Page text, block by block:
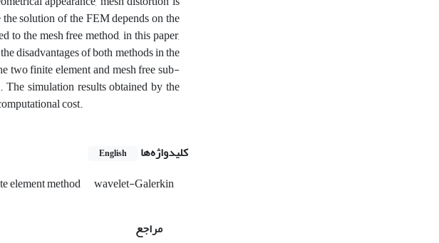
solution of the FEM depends on the
to the mesh free method, in this paper,
disadvantages of both methods in the
two finite element and mesh free sub-
simulation results obtained by the
cost.
کلیدواژه‌ها English
element method
wavelet-Galerkin
مراجع